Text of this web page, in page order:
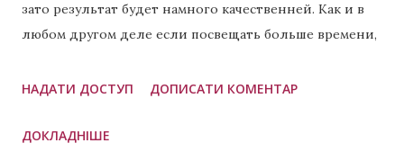
зато результат будет намного качественней. Как и в
любом другом деле если посвещать больше времени,
Это техника окрашивания при которой в разных
(пример чистого балаяжа ) и эйртач. Часто это 60/40,
НАДАТИ ДОСТУП ДОПИСАТИ КОМЕНТАР
ДОКЛАДНІШЕ